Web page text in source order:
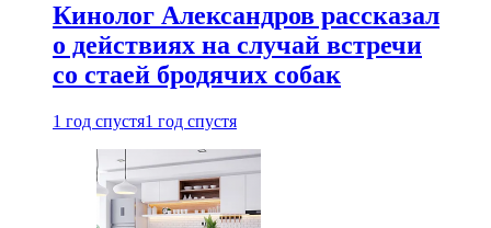
Кинолог Александров рассказал
о действиях на случай встречи
со стаей бродячих собак
1 год спустя1 год спустя